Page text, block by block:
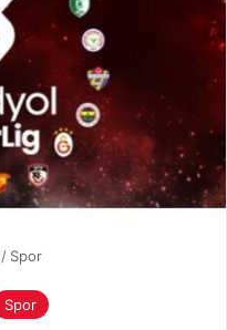
/ Spor
Spor